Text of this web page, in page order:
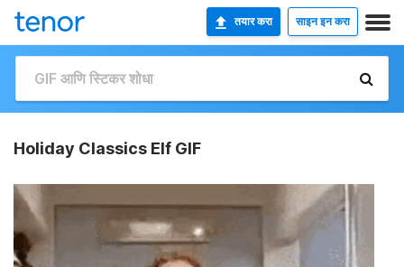
तयार करा साइन इन करा
Holiday Classics Elf GIF